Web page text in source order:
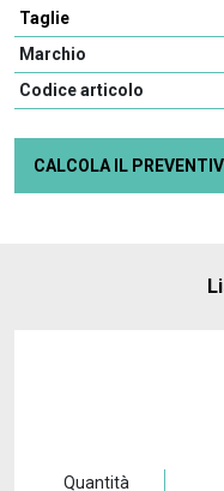
Taglie
Marchio
Codice articolo
CALCOLA IL
Quantità